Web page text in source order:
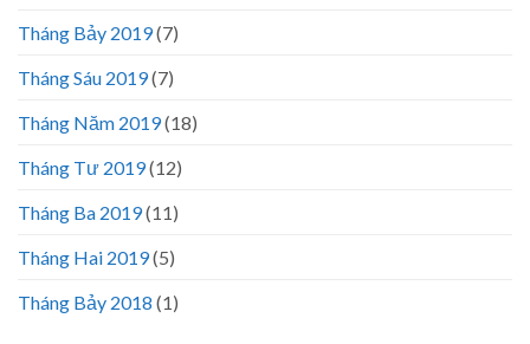
Tháng Bảy 2019(7)
Tháng Sáu 2019(7)
Tháng Năm 2019(18)
Tháng Tư 2019(12)
Tháng Ba 2019(11)
Tháng Hai 2019(5)
Tháng Bảy 2018 (1)